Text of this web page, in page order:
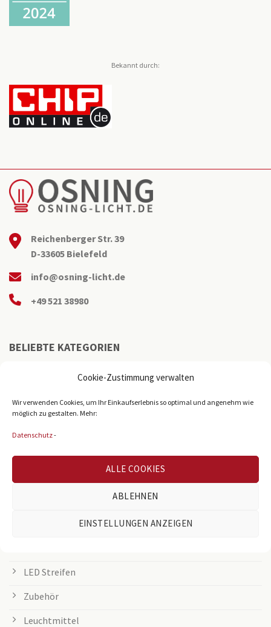
Cookie-Zustimmung verwalten
Wir verwenden Cookies, um Ihr Einkaufserlebnis so optimal und angenehm wie
möglich zu gestalten. Mehr:
Datenschutz-
ALLE COOKIES
ABLEHNEN
EINSTELLUNGEN ANZEIGEN
Bekannt durch:
Reichenberger Str. 39
D-33605 Bielefeld
info@osning-licht.de
+49 521 38980
BELIEBTE KATEGORIEN
Büroleuchten
LED Panel
Grow Lampen
LED Streifen
Zubehör
Leuchtmittel